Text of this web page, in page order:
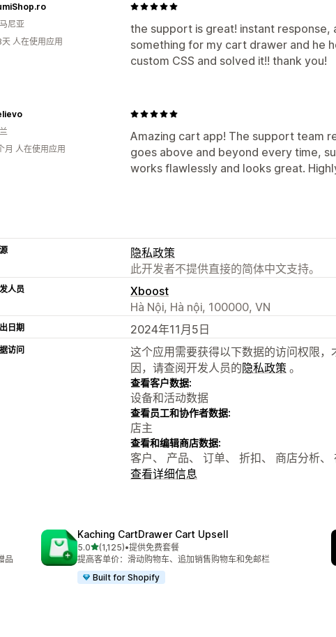
the support is great! instant
something for my cart drawer and he
custom CSS and solved it!! thank you!
尼亚
人在使用应用
Amazing cart app! The support team
goes above and beyond every time,
works flawlessly and looks great.
月 人在使用应用
隐私政策
此开发者不提供直接的简体中文支持。
人员
Xboost
Hà Nội, Hà nội, 100000, VN
日期 2024年11月5日
访问
这个应用需要获得以下数据的访问权限
因，请查阅开发人员的隐私政策 。
查看客户数据:
设备和活动数据
查看员工和协作者数据:
店主
查看和编辑商店数据:
客户、 产品、 订单、 折扣、 商店分析
查看详细信息
品
Kaching CartDrawer Cart Upsell
5.0星（满分 5 星）
(1,125)
总共 1125 条评论
•提供免费套餐
提高客单价：滑动购物车、追加销售购物车和免邮栏
Built for Shopify